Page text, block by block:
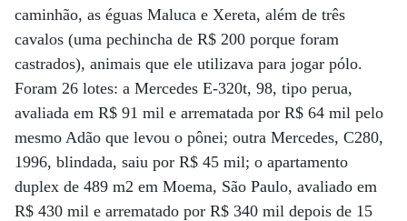
caminhão, as éguas Maluca e Xereta, além de três
cavalos (uma pechincha de R$ 200 porque foram
castrados), animais que ele utilizava para jogar pólo.
Foram 26 lotes: a Mercedes E-320t, 98, tipo perua,
avaliada em R$ 91 mil e arrematada por R$ 64 mil pelo
mesmo Adão que levou o pônei; outra Mercedes, C280,
1996, blindada, saiu por R$ 45 mil; o apartamento
duplex de 489 m2 em Moema, São Paulo, avaliado em
R$ 430 mil e arrematado por R$ 340 mil depois de 15